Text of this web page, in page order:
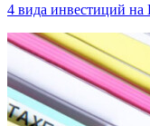
4 вида инвестиций на